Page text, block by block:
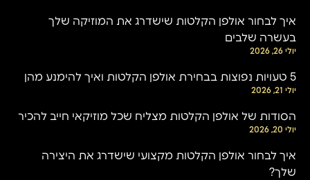
איך לבחור אולפן הקלטות שישדרג את המוזיקה שלך
בעשרה שלבים
יולי 26, 2026
5 טעויות נפוצות בבחירת אולפן הקלטות ואיך להימנע מהן
יולי 21, 2026
הסודות של אולפן הקלטות מצליח שכל מוזיקאי חייב להכיר
יולי 20, 2026
איך לבחור אולפן הקלטות מקצועי שישדרג את היצירה
שלך?